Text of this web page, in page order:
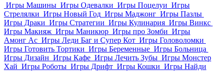
Игры Машины Игры Одевалки Игры Поцелуи Игры
Стрелялки Игры Новый Год Игры Маджонг Игры Пазлы
Игры Драки Игры Стратегии Игры Кулинария Игры Винкс
Игры Макияж Игры Маникюр Игры про Зомби Игры
Амонг Ас Игры Леди Баг и Супер Кот Игры Головоломки
Игры Готовить Тортики Игры Беременные Игры Больница
Игры Дизайн Игры Кафе Игры Лечить Зубы Игры Монстер
Хай Игры Роботы Игры Дрифт Игры Кошки Игры Найди